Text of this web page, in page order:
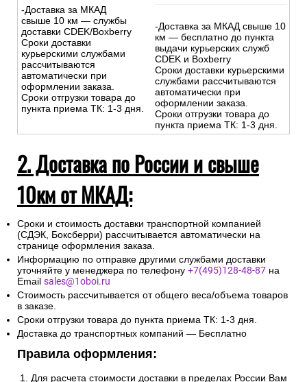
-Доставка за МКАД
свыше 10 км — службы
доставки CDEK/Boxberry
Сроки доставки
курьерскими службами
рассчитываются
автоматически при
оформлении заказа.
Сроки отгрузки товара до
пункта приема ТК: 1-3 дня.
-Доставка за МКАД свыше 10
км — бесплатно до пункта
выдачи курьерских служб
CDEK и Boxberry
Сроки доставки курьерскими
службами рассчитываются
автоматически при
оформлении заказа.
Сроки отгрузки товара до
пункта приема ТК: 1-3 дня.
2. Доставка по России и свыше
10км от МКАД:
Сроки и стоимость доставки транспортной компанией
(СДЭК, Боксберри) рассчитывается автоматически на
странице оформления заказа.
Информацию по отправке другими службами доставки
уточняйте у менеджера по телефону +7(495)128-48-87 на
Email sales@1oboi.ru
Стоимость рассчитывается от общего веса/объема товаров
в заказе.
Сроки отгрузки товара до пункта приема ТК: 1-3 дня.
Доставка до транспортных компаний — Бесплатно
Правила оформления:
Для расчета стоимости доставки в пределах России Вам